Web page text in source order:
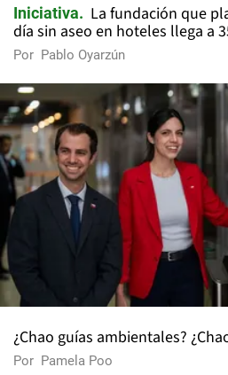
Iniciativa
La fundación que
día sin aseo en hoteles llega a
Por Pablo Oyarzún
¿Chao guías ambientales?
Por Pamela Poo